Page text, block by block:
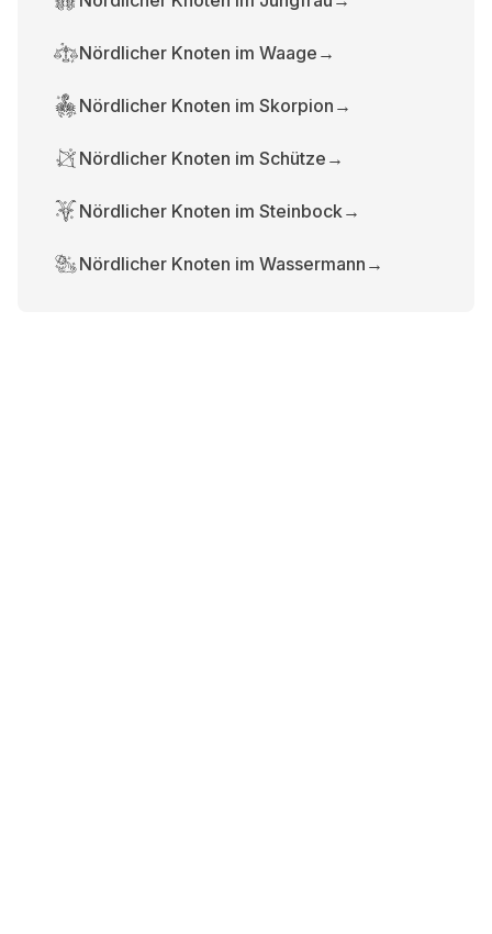
Nördlicher Knoten im Waage →
Nördlicher Knoten im Skorpion →
Nördlicher Knoten im Schütze →
Nördlicher Knoten im Steinbock→
Nördlicher Knoten im Wassermann →